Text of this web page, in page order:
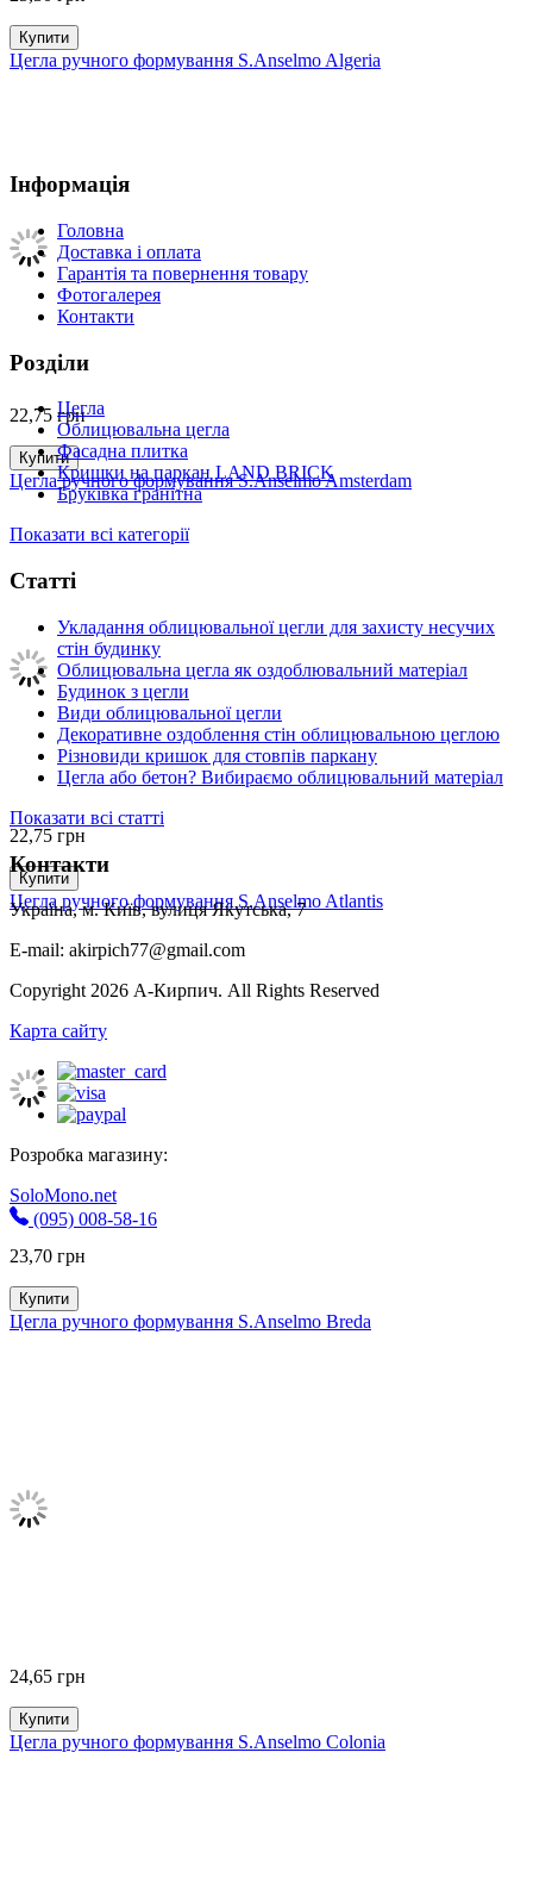
Купити
Цегла ручного формування S.Anselmo Algeria
22,75 грн
Купити
Цегла ручного формування S.Anselmo Amsterdam
22,75 грн
Купити
Цегла ручного формування S.Anselmo Atlantis
23,70 грн
Купити
Цегла ручного формування S.Anselmo Breda
24,65 грн
Купити
Цегла ручного формування S.Anselmo Colonia
Інформація
Головна
Доставка і оплата
Гарантія та повернення товару
Фотогалерея
Контакти
Розділи
Цегла
Облицювальна цегла
Фасадна плитка
Кришки на паркан LAND BRICK
Бруківка гранітна
Показати всі категорії
Статті
Укладання облицювальної цегли для захисту несучих
стін будинку
Облицювальна цегла як оздоблювальний матеріал
Будинок з цегли
Види облицювальної цегли
Декоративне оздоблення стін облицювальною цеглою
Різновиди кришок для стовпів паркану
Цегла або бетон? Вибираємо облицювальний матеріал
Показати всі статті
Контакти
Україна, м. Київ, вулиця Якутська, 7
E-mail: akirpich77@gmail.com
Copyright 2026 А-Кирпич. All Rights Reserved
Карта сайту
Розробка магазину:
SoloMono.net
(095) 008-58-16